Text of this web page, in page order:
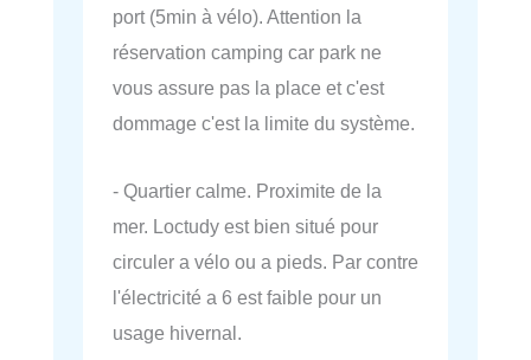
port (5min à vélo). Attention la
réservation camping car park ne
vous assure pas la place et c'est
dommage c'est la limite du système.
- Quartier calme. Proximite de la
mer. Loctudy est bien situé pour
circuler a vélo ou a pieds. Par contre
l'électricité a 6 est faible pour un
usage hivernal.